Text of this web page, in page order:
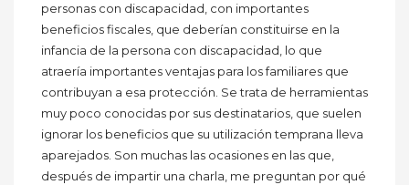
personas con discapacidad, con importantes
beneficios fiscales, que deberían constituirse en la
infancia de la persona con discapacidad, lo que
atraería importantes ventajas para los familiares que
contribuyan a esa protección. Se trata de herramientas
muy poco conocidas por sus destinatarios, que suelen
ignorar los beneficios que su utilización temprana lleva
aparejados. Son muchas las ocasiones en las que,
después de impartir una charla, me preguntan por qué